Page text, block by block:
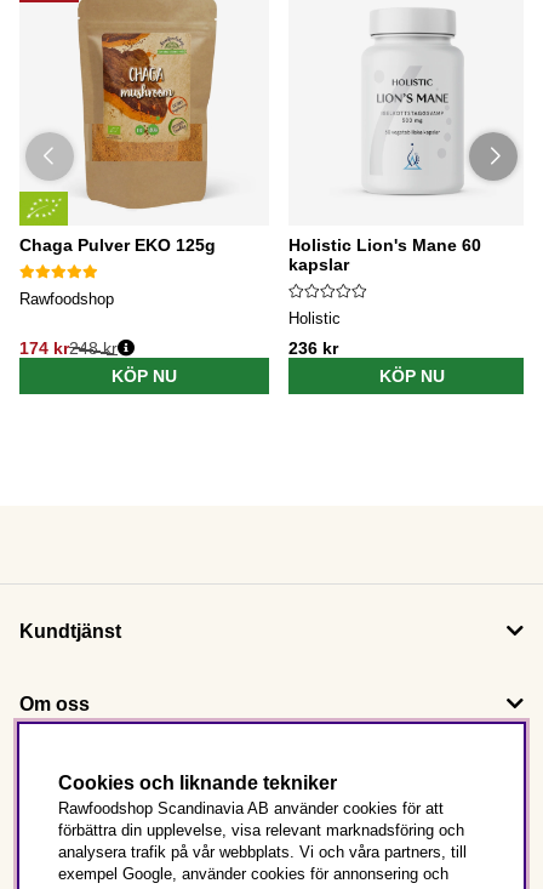
Chaga Pulver EKO 125g
Rawfoodshop
174 kr248 kr
KÖP NU
Holistic Lion's Mane 60
kapslar
Holistic
236 kr
KÖP NU
Kundtjänst
Om oss
Följ oss
Det här är Rawfoodshop
Cookies och liknande tekniker
Rawfoodshop Scandinavia AB använder cookies för att
förbättra din upplevelse, visa relevant marknadsföring och
analysera trafik på vår webbplats. Vi och våra partners, till
exempel Google, använder cookies för annonsering och